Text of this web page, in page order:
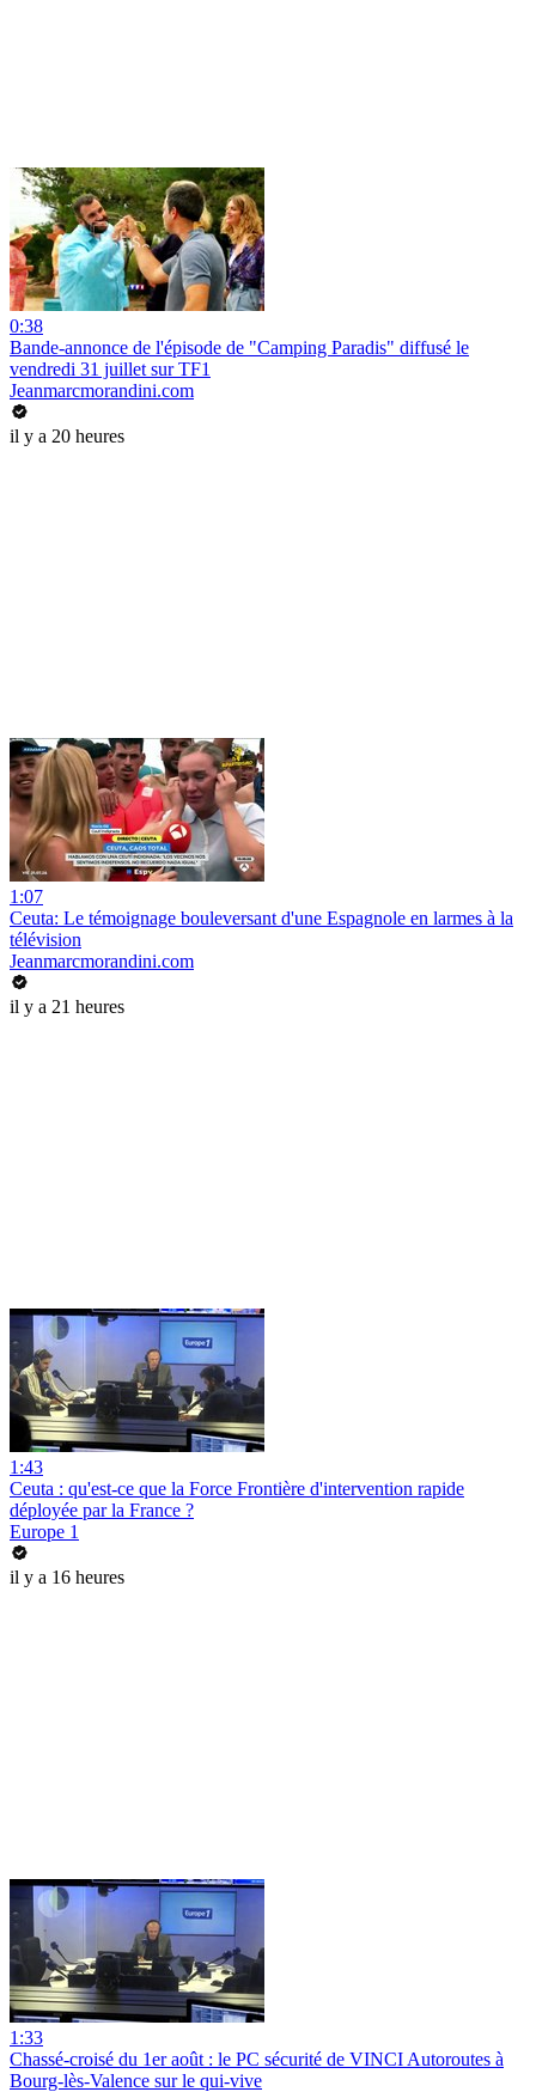
0:38
Bande-annonce de l'épisode de "Camping Paradis" diffusé le
vendredi 31 juillet sur TF1
Jeanmarcmorandini.com
il y a 20 heures
1:07
Ceuta: Le témoignage bouleversant d'une Espagnole en larmes à la
télévision
Jeanmarcmorandini.com
il y a 21 heures
1:43
Ceuta : qu'est-ce que la Force Frontière d'intervention rapide
déployée par la France ?
Europe 1
il y a 16 heures
1:33
Chassé-croisé du 1er août : le PC sécurité de VINCI Autoroutes à
Bourg-lès-Valence sur le qui-vive